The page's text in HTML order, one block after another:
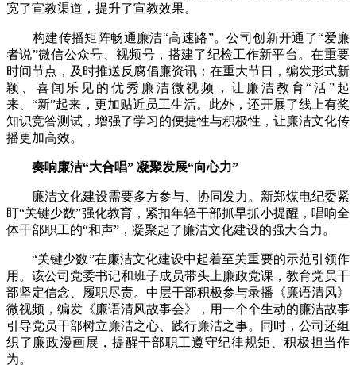
宽了宣教渠道，提升了宣教效果。
构建传播矩阵畅通廉洁“高速路”。公司创新开通了“爱廉
者说”微信公众号、视频号，搭建了纪检工作新平台。在重要
时间节点，及时推送反腐倡廉资讯；在重大节日，编发形式新
颖、喜闻乐见的优秀廉洁微视频，让廉洁教育“活”起
来、“新”起来，更加贴近员工生活。此外，还开展了线上有奖
知识竞答测试，增强了学习的便捷性与积极性，让廉洁文化传
播更加高效。
奏响廉洁“大合唱” 凝聚发展“向心力”
廉洁文化建设需要多方参与、协同发力。新郑煤电纪委紧
盯“关键少数”强化教育，紧扣年轻干部抓早抓小提醒，唱响全
体干部职工的“和声”，凝聚起了廉洁文化建设的强大合力。
“关键少数”在廉洁文化建设中起着至关重要的示范引领作
用。该公司党委书记和班子成员带头上廉政党课，教育党员干
部坚定信念、履职尽责。中层干部积极参与录播《廉语清风》
微视频，编发《廉语清风故事会》，用一个个生动的廉洁故事
引导党员干部树立廉洁之心、践行廉洁之事。同时，公司还组
织了廉政漫画展，提醒干部职工遵守纪律规矩、积极担当作
为。